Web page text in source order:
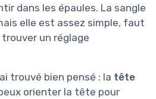
dans les épaules. La sangle
elle est assez simple, faut
un réglage
trouvé bien pensé : la tête
orienter la tête pour